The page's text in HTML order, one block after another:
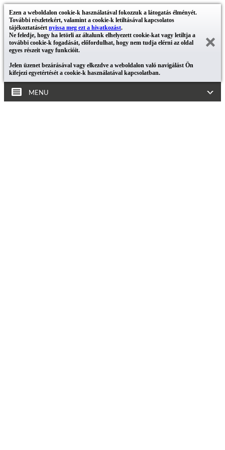
Ezen a weboldalon cookie-k használatával fokozzuk a látogatás élményét.
További részletekért, valamint a cookie-k letiltásával kapcsolatos
tájékoztatásért nyissa meg ezt a hivatkozást.
Ne feledje, hogy ha letörli az általunk elhelyezett cookie-kat vagy letiltja a
további cookie-k fogadását, előfordulhat, hogy nem tudja elérni az oldal
egyes részeit vagy funkcióit.
Jelen üzenet bezárásával vagy elkezdve a weboldalon való navigálást Ön
kifejezi egyetértését a cookie-k használatával kapcsolatban.
MENU